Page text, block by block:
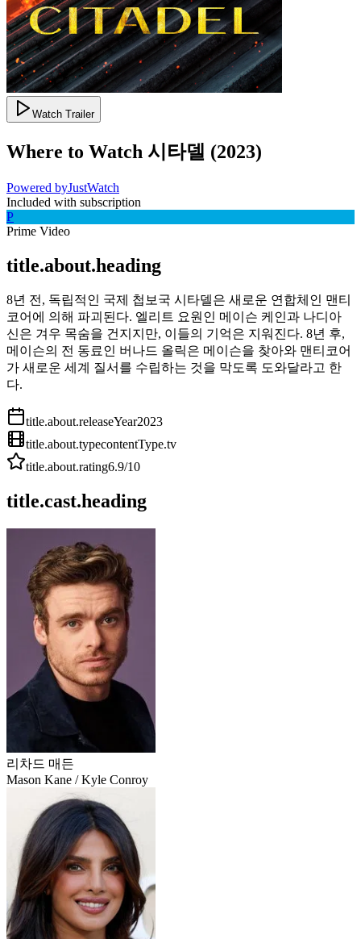
Watch Trailer
Where to Watch 시타델 (2023)
Powered byJustWatch
Included with subscription
P
Prime Video
title.about.heading
8년 전, 독립적인 국제 첩보국 시타델은 새로운 연합체인 맨티
코어에 의해 파괴된다. 엘리트 요원인 메이슨 케인과 나디아
신은 겨우 목숨을 건지지만, 이들의 기억은 지워진다. 8년 후,
메이슨의 전 동료인 버나드 올릭은 메이슨을 찾아와 맨티코어
가 새로운 세계 질서를 수립하는 것을 막도록 도와달라고 한
다.
title.about.releaseYear2023
title.about.typecontentType.tv
title.about.rating6.9/10
title.cast.heading
리차드 매든
Mason Kane / Kyle Conroy